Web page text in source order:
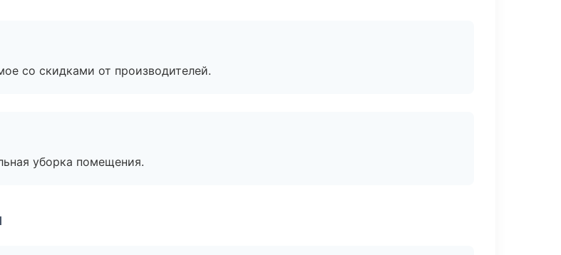
со скидками от производителей.
уборка помещения.